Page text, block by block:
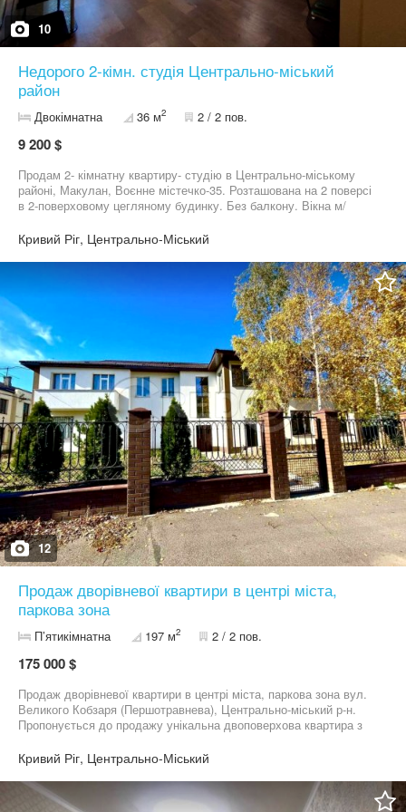
10
Недорого 2-кімн. студія Центрально-міський
район
Двокімнатна 36 м2 2 / 2 пов.
9 200 $
Продам 2- кімнатну квартиру- студію в Центрально-міському
районі, Макулан, Воєнне містечко-35. Розташована на 2 поверсі
в 2-поверховому цегляному будинку. Без балкону. Вікна м/
ремонт, який можна злегка освіжити. Гаряча вода завжди -
газова колонка. Лічильники на всі комунікації. Є Інтернет,
Супутникове ТБ.
Кривий Ріг, Центрально-Міський
12
Продаж дворівневої квартири в центрі міста,
паркова зона
П’ятикімнатна 197 м2 2 / 2 пов.
175 000 $
Продаж дворівневої квартири в центрі міста, паркова зона вул.
Великого Кобзаря (Першотравнева), Центрально-міський р-н.
Пропонується до продажу унікальна двоповерхова квартира з
облаштувати зону відпочинку, барбекю або дитячий майданчик,
що створює повне відчуття приватного будинку. Ідеальний
варіант для тих, хто цінує комфорт, тишу та власний простір.
Квартира розташована в будинку, який є історичною пам’яткою
Кривий Ріг, Центрально-Міський